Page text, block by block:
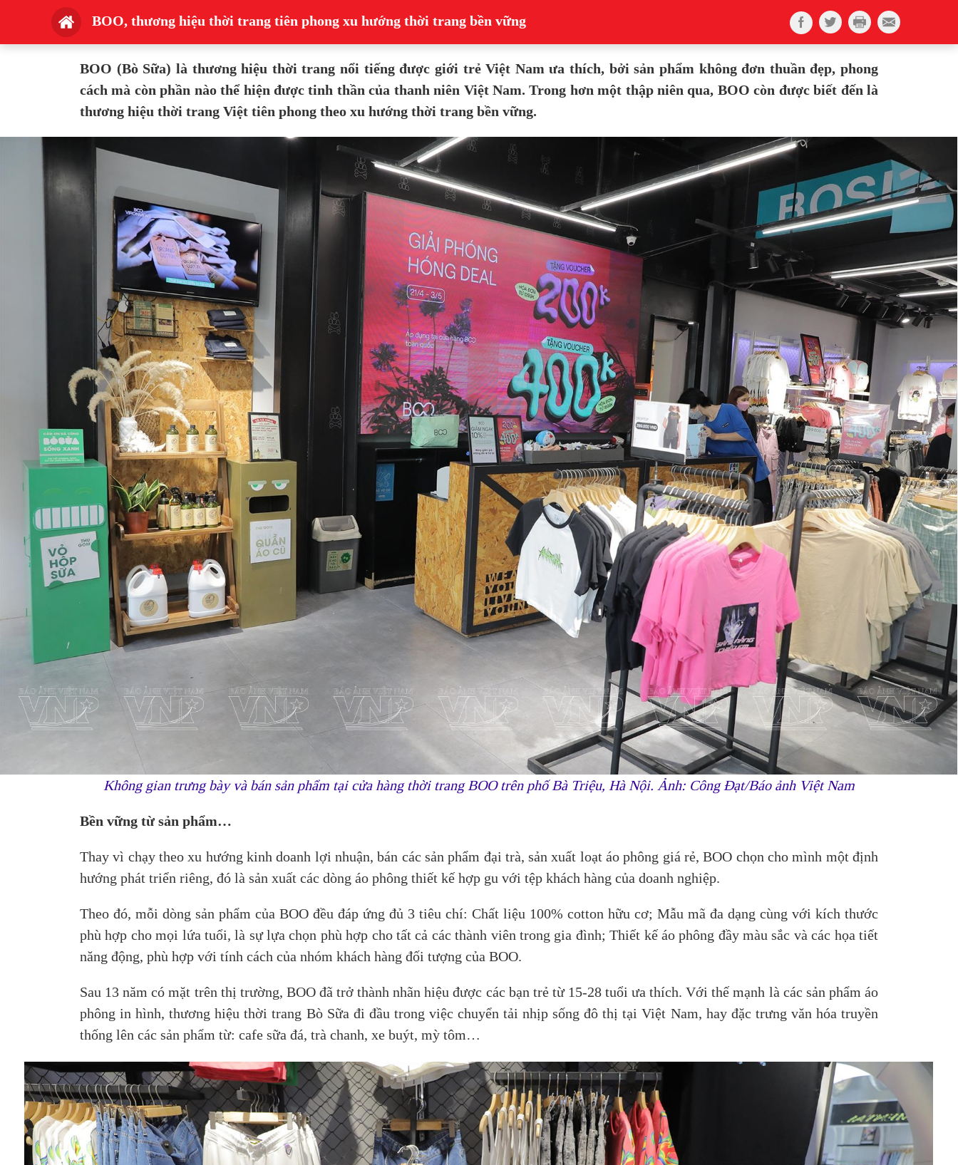
BOO, thương hiệu thời trang tiên phong xu hướng thời trang bền vững
BOO (Bò Sữa) là thương hiệu thời trang nổi tiếng được giới trẻ Việt Nam ưa thích, bởi sản phẩm không đơn thuần đẹp, phong
cách mà còn phần nào thể hiện được tinh thần của thanh niên Việt Nam. Trong hơn một thập niên qua, BOO còn được biết đến là
thương hiệu thời trang Việt tiên phong theo xu hướng thời trang bền vững.
Không gian trưng bày và bán sản phẩm tại cửa hàng thời trang BOO trên phố Bà Triệu, Hà Nội. Ảnh: Công Đạt/Báo ảnh Việt Nam
Bền vững từ sản phẩm…
Thay vì chạy theo xu hướng kinh doanh lợi nhuận, bán các sản phẩm đại trà, sản xuất loạt áo phông giá rẻ, BOO chọn cho mình một định
hướng phát triển riêng, đó là sản xuất các dòng áo phông thiết kế hợp gu với tệp khách hàng của doanh nghiệp.
Theo đó, mỗi dòng sản phẩm của BOO đều đáp ứng đủ 3 tiêu chí: Chất liệu 100% cotton hữu cơ; Mẫu mã đa dạng cùng với kích thước
phù hợp cho mọi lứa tuổi, là sự lựa chọn phù hợp cho tất cả các thành viên trong gia đình; Thiết kế áo phông đầy màu sắc và các họa tiết
năng động, phù hợp với tính cách của nhóm khách hàng đối tượng của BOO.
Sau 13 năm có mặt trên thị trường, BOO đã trở thành nhãn hiệu được các bạn trẻ từ 15-28 tuổi ưa thích. Với thế mạnh là các sản phẩm áo
phông in hình, thương hiệu thời trang Bò Sữa đi đầu trong việc chuyển tải nhịp sống đô thị tại Việt Nam, hay đặc trưng văn hóa truyền
thống lên các sản phẩm từ: cafe sữa đá, trà chanh, xe buýt, mỳ tôm…